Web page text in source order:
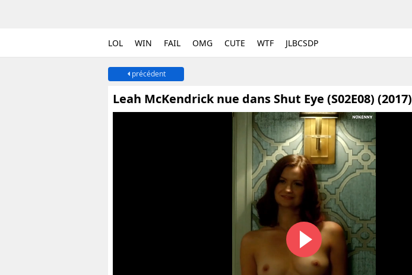
LOL WIN FAIL OMG CUTE WTF JLBCSDP
précédent
Leah McKendrick nue dans Shut Eye (S02E08) (2017)